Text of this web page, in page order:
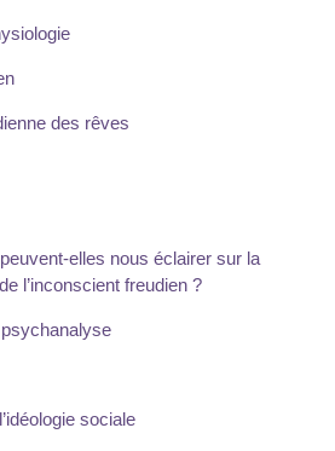
des rêves
elles nous éclairer sur la
l’inconscient freudien ?
sociale